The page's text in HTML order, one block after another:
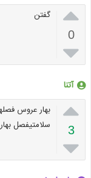

0

گفتن
آتنا

3

بهار عروس
سلامتیفصل